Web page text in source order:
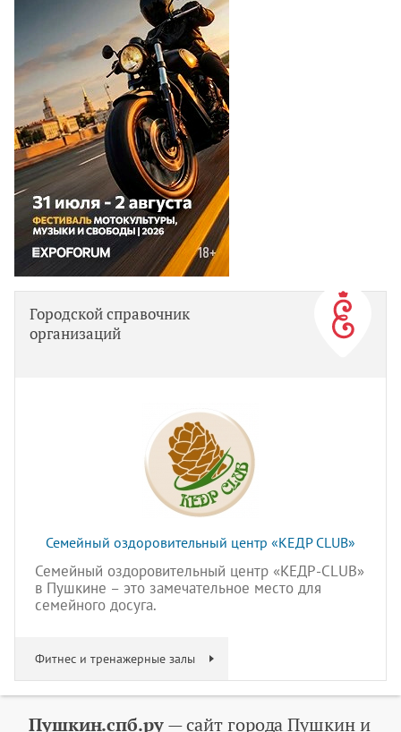
Городской справочник
организаций
Семейный оздоровительный центр «КЕДР CLUB»
Семейный оздоровительный центр «КЕДР-CLUB»
в Пушкине – это замечательное место для
семейного досуга.
Фитнес и тренажерные залы
Пушкин.спб.ру— сайт города Пушкин и